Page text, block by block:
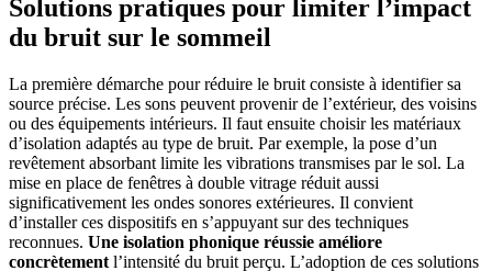
Solutions pratiques pour limiter l’impact
du bruit sur le sommeil
La première démarche pour réduire le bruit consiste à identifier sa
source précise. Les sons peuvent provenir de l’extérieur, des voisins
ou des équipements intérieurs. Il faut ensuite choisir les matériaux
d’isolation adaptés au type de bruit. Par exemple, la pose d’un
revêtement absorbant limite les vibrations transmises par le sol. La
mise en place de fenêtres à double vitrage réduit aussi
significativement les ondes sonores extérieures. Il convient
d’installer ces dispositifs en s’appuyant sur des techniques
reconnues. Une isolation phonique réussie améliore
concrètement l’intensité du bruit perçu. L’adoption de ces solutions